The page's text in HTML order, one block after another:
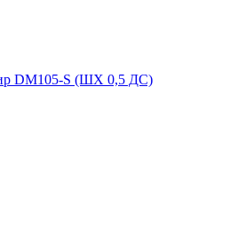
DM105-S (ШХ 0,5 ДС)